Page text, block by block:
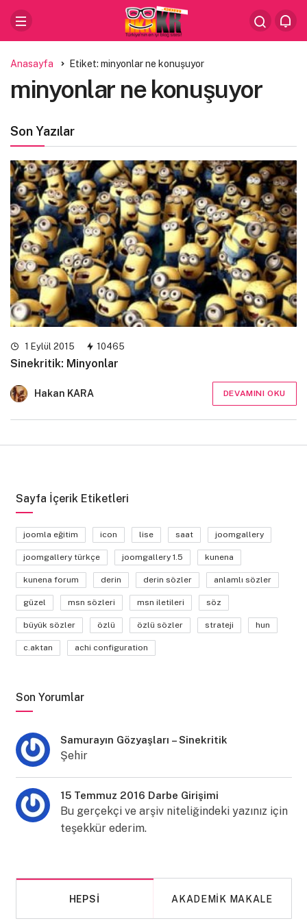
Anasayfa Etiket: minyonlar ne konuşuyor
minyonlar ne konuşuyor
Son Yazılar
1 Eylül 2015 10465
Sinekritik: Minyonlar
Hakan KARA DEVAMINI OKU
Sayfa İçerik Etiketleri
joomla eğitim icon lise saat joomgallery
joomgallery türkçe joomgallery 1.5 kunena
kunena forum derin derin sözler anlamlı sözler
güzel msn sözleri msn iletileri söz
büyük sözler özlü özlü sözler strateji hun
c.aktan achi configuration
Son Yorumlar
Samurayın Gözyaşları – Sinekritik
Şehir
15 Temmuz 2016 Darbe Girişimi
Bu gerçekçi ve arşiv niteliğindeki yazınız için
teşekkür ederim.
HEPSI AKADEMIK MAKALE